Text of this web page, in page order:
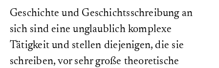
Geschichte und Geschichtsschreibung an
sich sind eine unglaublich komplexe
Tätigkeit und stellen diejenigen, die sie
schreiben, vor sehr große theoretische